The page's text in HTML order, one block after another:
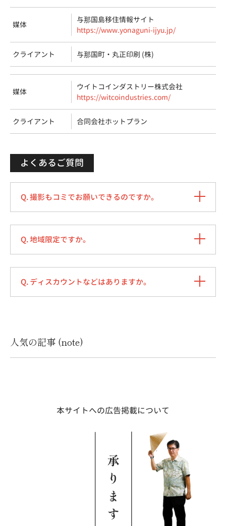
媒体
与那国島移住情報サイト
https://www.yonaguni-ijyu.jp/
クライアント 与那国町・丸正印刷 (株)
媒体
ウイトコインダストリー株式会社
https://witcoindustries.com/
クライアント 合同会社ホットプラン
よくあるご質問
Q. 撮影もコミでお願いできるのですか。
Q. 地域限定ですか。
Q. ディスカウントなどはありますか。
人気の記事 (note)
本サイトへの広告掲載について